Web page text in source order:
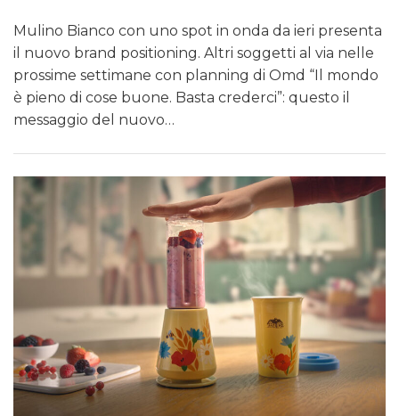
Mulino Bianco con uno spot in onda da ieri presenta
il nuovo brand positioning. Altri soggetti al via nelle
prossime settimane con planning di Omd “Il mondo
è pieno di cose buone. Basta crederci”: questo il
messaggio del nuovo…